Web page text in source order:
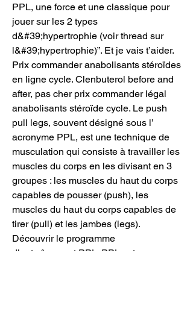
PPL, une force et une classique pour
jouer sur les 2 types
d&#39;hypertrophie (voir thread sur
l&#39;hypertrophie)”. Et je vais t’aider.
Prix commander anabolisants stéroïdes
en ligne cycle. Clenbuterol before and
after, pas cher prix commander légal
anabolisants stéroïde cycle. Le push
pull legs, souvent désigné sous l’
acronyme PPL, est une technique de
musculation qui consiste à travailler les
muscles du corps en les divisant en 3
groupes : les muscles du haut du corps
capables de pousser (push), les
muscles du haut du corps capables de
tirer (pull) et les jambes (legs).
Découvrir le programme
d’entraînement PPL. PPL est